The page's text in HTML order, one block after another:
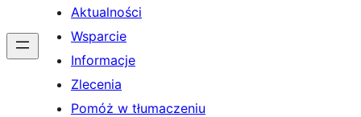
Aktualności
Wsparcie
Informacje
Zlecenia
Pomóż w tłumaczeniu